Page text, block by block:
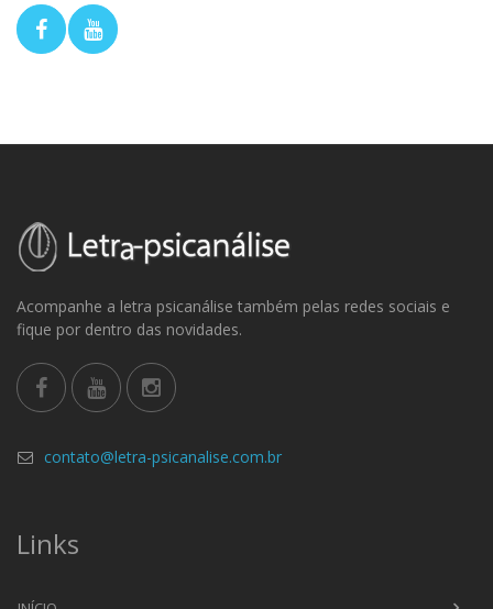
Acompanhe a letra psicanálise também pelas redes sociais e
fique por dentro das novidades.
contato@letra-psicanalise.com.br
Links